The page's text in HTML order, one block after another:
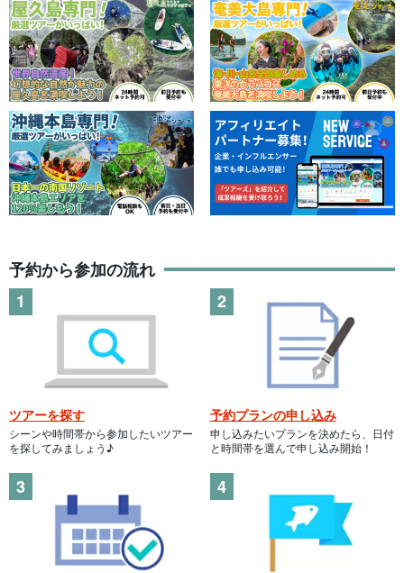
予約から参加の流れ
ツアーを探す
シーンや時間帯から参加したいツアー
を探してみましょう♪
予約プランの申し込み
申し込みたいプランを決めたら、日付
と時間帯を選んで申し込み開始！